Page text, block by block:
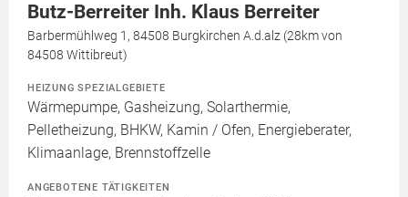
Butz-Berreiter Inh. Klaus Berreiter
Barbermühlweg 1, 84508 Burgkirchen A.d.alz (28km von
84508 Wittibreut)
HEIZUNG SPEZIALGEBIETE
Wärmepumpe, Gasheizung, Solarthermie,
Pelletheizung, BHKW, Kamin / Ofen, Energieberater,
Klimaanlage, Brennstoffzelle
ANGEBOTENE TÄTIGKEITEN